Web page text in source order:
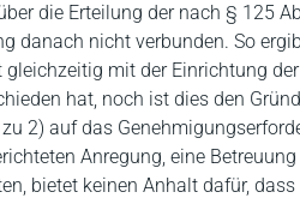
die Erteilung der nach § 125
danach nicht verbunden. So
mit der Einrichtung
hat, noch ist dies den
2) auf das
Anregung, eine
bietet keinen Anhalt dafür,